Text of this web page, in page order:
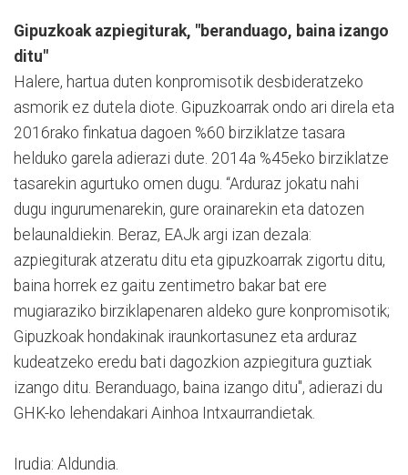
Gipuzkoak azpiegiturak, "beranduago, baina izango
ditu"
Halere, hartua duten konpromisotik desbideratzeko
asmorik ez dutela diote. Gipuzkoarrak ondo ari direla eta
2016rako finkatua dagoen %60 birziklatze tasara
helduko garela adierazi dute. 2014a %45eko birziklatze
tasarekin agurtuko omen dugu. “Arduraz jokatu nahi
dugu ingurumenarekin, gure orainarekin eta datozen
belaunaldiekin. Beraz, EAJk argi izan dezala:
azpiegiturak atzeratu ditu eta gipuzkoarrak zigortu ditu,
baina horrek ez gaitu zentimetro bakar bat ere
mugiaraziko birziklapenaren aldeko gure konpromisotik;
Gipuzkoak hondakinak iraunkortasunez eta arduraz
kudeatzeko eredu bati dagozkion azpiegitura guztiak
izango ditu. Beranduago, baina izango ditu", adierazi du
GHK-ko lehendakari Ainhoa Intxaurrandietak.
Irudia: Aldundia.